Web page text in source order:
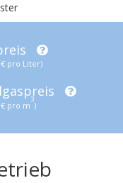
pro Liter)
€ pro m
3
)